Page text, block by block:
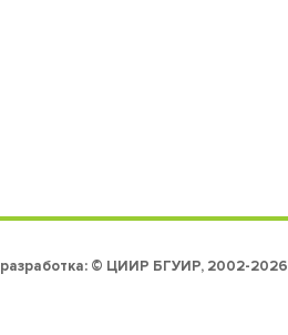
разработка: © ЦИИР БГУИР, 2002-2026